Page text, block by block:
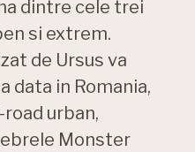
dintre cele trei
si extrem.
de Ursus va
data in Romania,
urban,
Monster